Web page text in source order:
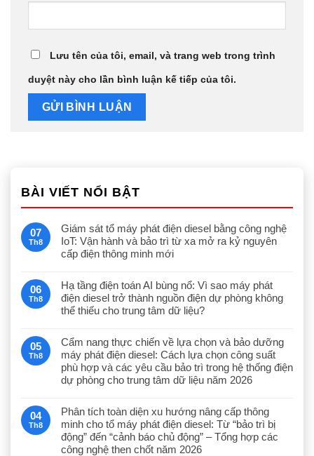
Lưu tên của tôi, email, và trang web trong trình
duyệt này cho lần bình luận kế tiếp của tôi.
BÀI VIẾT NỔI BẬT
07
Th8
Giám sát tổ máy phát điện diesel bằng công nghệ
IoT: Vận hành và bảo trì từ xa mở ra kỷ nguyên
cấp điện thông minh mới
06
Th8
Hạ tầng điện toán AI bùng nổ: Vì sao máy phát
điện diesel trở thành nguồn điện dự phòng không
thể thiếu cho trung tâm dữ liệu?
05
Th8
Cẩm nang thực chiến về lựa chọn và bảo dưỡng
máy phát điện diesel: Cách lựa chọn công suất
phù hợp và các yêu cầu bảo trì trong hệ thống điện
dự phòng cho trung tâm dữ liệu năm 2026
04
Th8
Phân tích toàn diện xu hướng nâng cấp thông
minh cho tổ máy phát điện diesel: Từ “bảo trì bị
động” đến “cảnh báo chủ động” – Tổng hợp các
công nghệ then chốt năm 2026